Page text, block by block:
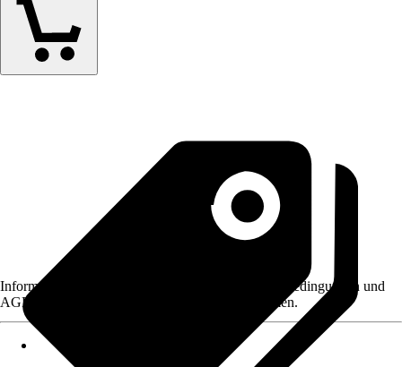
Informationen des Verkäufers, wie z. B. Rückgabebedingungen und
AGB, finden Sie bei Klick auf den Verkäufernamen.